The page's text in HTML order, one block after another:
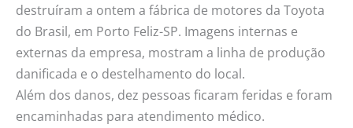
destruíram a ontem a fábrica de motores da Toyota
do Brasil, em Porto Feliz-SP. Imagens internas e
externas da empresa, mostram a linha de produção
danificada e o destelhamento do local.
Além dos danos, dez pessoas ficaram feridas e foram
encaminhadas para atendimento médico.